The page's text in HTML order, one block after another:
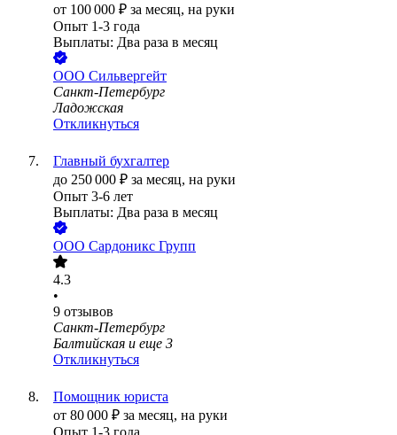
от 100 000 ₽ за месяц, на руки
Опыт 1-3 года
Выплаты: Два раза в месяц
ООО Сильвергейт
Санкт-Петербург
Ладожская
Откликнуться
Главный бухгалтер
до 250 000 ₽ за месяц, на руки
Опыт 3-6 лет
Выплаты: Два раза в месяц
ООО Сардоникс Групп
4.3
•
9 отзывов
Санкт-Петербург
Балтийская и еще 3
Откликнуться
Помощник юриста
от 80 000 ₽ за месяц, на руки